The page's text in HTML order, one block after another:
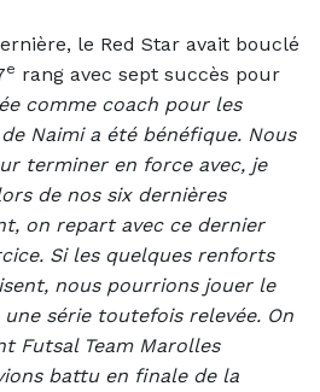
le Red Star avait bouclé
e rang avec sept succès pour
comme coach pour les
Naimi a été bénéfique. Nous
terminer en force avec, je
de nos six dernières
on repart avec ce dernier
Si les quelques renforts
nous pourrions jouer le
série toutefois relevée. On
Futsal Team Marolles
battu en finale de la